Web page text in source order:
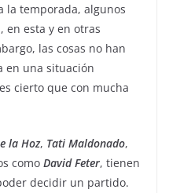
la temporada, algunos
en esta y en otras
las cosas no han
en una situación
cierto que con mucha
la Hoz, Tati Maldonado,
como David Feter, tienen
decidir un partido.